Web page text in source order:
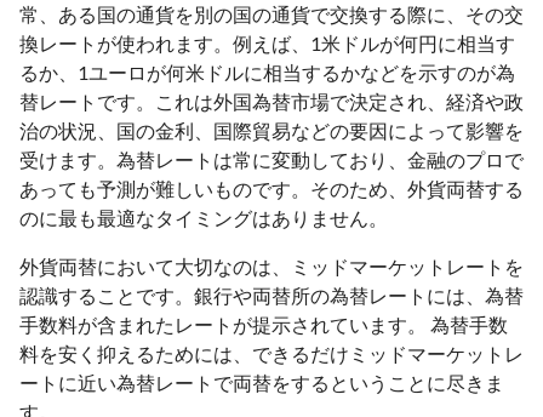
常、ある国の通貨を別の国の通貨で交換する際に、その交
換レートが使われます。例えば、1米ドルが何円に相当す
るか、1ユーロが何米ドルに相当するかなどを示すのが為
替レートです。これは外国為替市場で決定され、経済や政
治の状況、国の金利、国際貿易などの要因によって影響を
受けます。為替レートは常に変動しており、金融のプロで
あっても予測が難しいものです。そのため、外貨両替する
のに最も最適なタイミングはありません。
外貨両替において大切なのは、ミッドマーケットレートを
認識することです。銀行や両替所の為替レートには、為替
手数料が含まれたレートが提示されています。 為替手数
料を安く抑えるためには、できるだけミッドマーケットレ
ートに近い為替レートで両替をするということに尽きま
す。